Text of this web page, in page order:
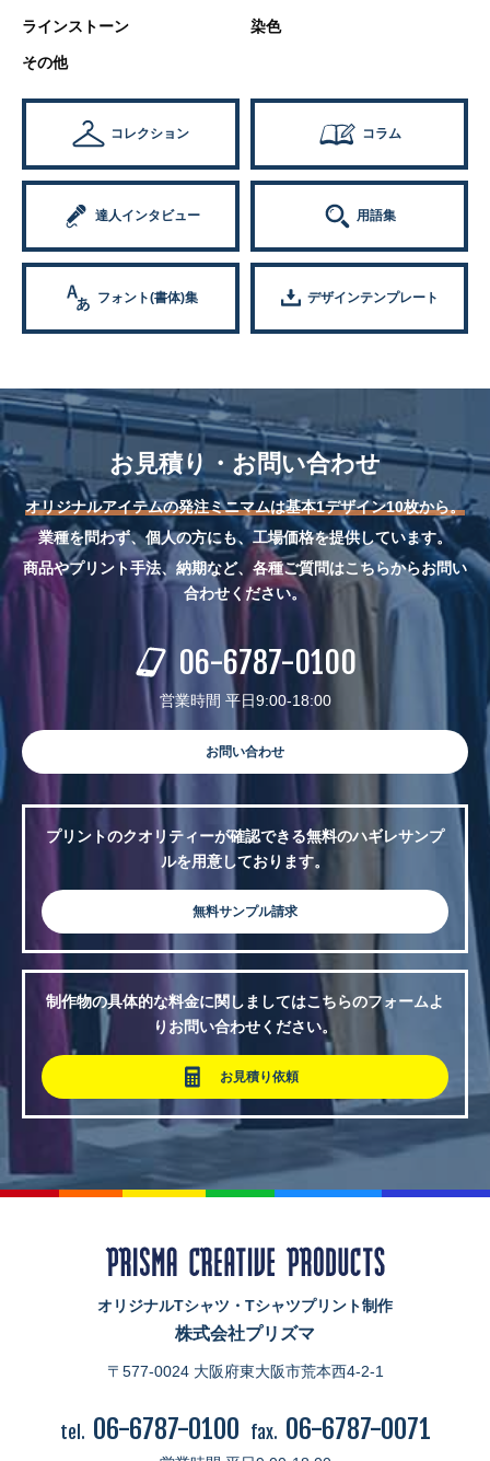
ラインストーン 染色
その他
コレクション コラム
達人インタビュー 用語集
フォント(書体)集 デザインテンプレート
お見積り・お問い合わせ
オリジナルアイテムの発注ミニマムは基本1デザイン10枚から。
業種を問わず、個人の方にも、工場価格を提供しています。
商品やプリント手法、納期など、各種ご質問はこちらからお問い
合わせください。
06-6787-0100
営業時間 平日9:00-18:00
お問い合わせ
プリントのクオリティーが確認できる無料のハギレサンプ
ルを用意しております。
無料サンプル請求
制作物の具体的な料金に関しましてはこちらのフォームよ
りお問い合わせください。
お見積り依頼
オリジナルTシャツ・Tシャツプリント制作
株式会社プリズマ
〒577-0024 大阪府東大阪市荒本西4-2-1
tel. 06-6787-0100 fax. 06-6787-0071